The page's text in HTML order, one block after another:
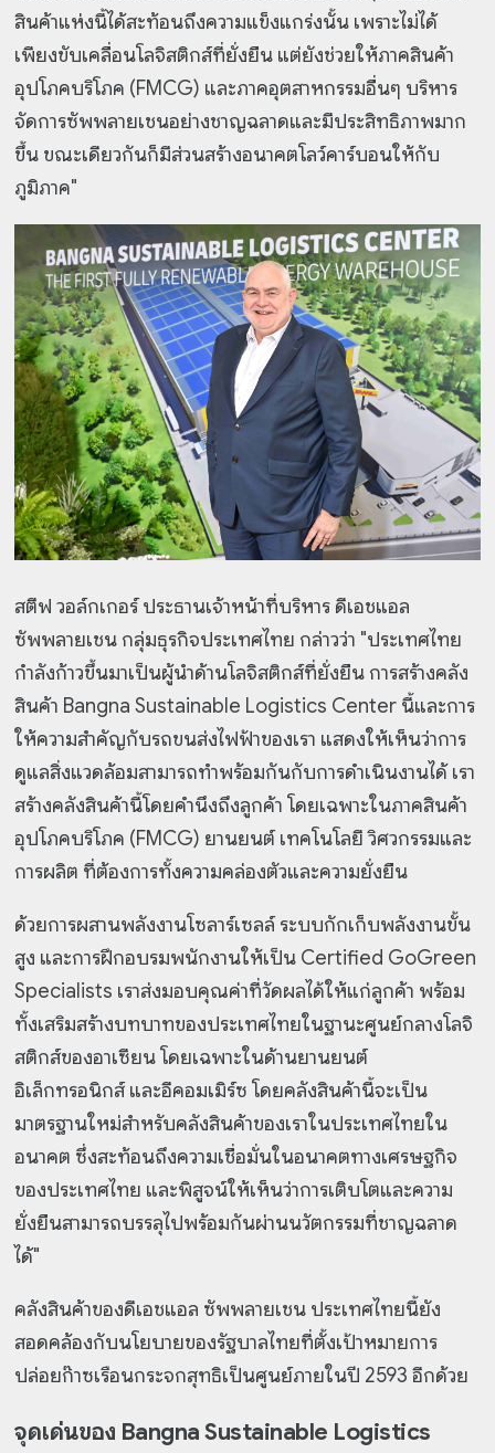
สินค้าแห่งนี้ได้สะท้อนถึงความแข็งแกร่งนั้น เพราะไม่ได้
เพียงขับเคลื่อนโลจิสติกส์ที่ยั่งยืน แต่ยังช่วยให้ภาคสินค้า
อุปโภคบริโภค (FMCG) และภาคอุตสาหกรรมอื่นๆ บริหาร
จัดการซัพพลายเชนอย่างชาญฉลาดและมีประสิทธิภาพมาก
ขึ้น ขณะเดียวกันก็มีส่วนสร้างอนาคตโลว์คาร์บอนให้กับ
ภูมิภาค"
สตีฟ วอล์กเกอร์ ประธานเจ้าหน้าที่บริหาร ดีเอชแอล
ซัพพลายเชน กลุ่มธุรกิจประเทศไทย กล่าวว่า "ประเทศไทย
กำลังก้าวขึ้นมาเป็นผู้นำด้านโลจิสติกส์ที่ยั่งยืน การสร้างคลัง
สินค้า Bangna Sustainable Logistics Center นี้และการ
ให้ความสำคัญกับรถขนส่งไฟฟ้าของเรา แสดงให้เห็นว่าการ
ดูแลสิ่งแวดล้อมสามารถทำพร้อมกันกับการดำเนินงานได้ เรา
สร้างคลังสินค้านี้โดยคำนึงถึงลูกค้า โดยเฉพาะในภาคสินค้า
อุปโภคบริโภค (FMCG) ยานยนต์ เทคโนโลยี วิศวกรรมและ
การผลิต ที่ต้องการทั้งความคล่องตัวและความยั่งยืน
ด้วยการผสานพลังงานโซลาร์เซลล์ ระบบกักเก็บพลังงานขั้น
สูง และการฝึกอบรมพนักงานให้เป็น Certified GoGreen
Specialists เราส่งมอบคุณค่าที่วัดผลได้ให้แก่ลูกค้า พร้อม
ทั้งเสริมสร้างบทบาทของประเทศไทยในฐานะศูนย์กลางโลจิ
สติกส์ของอาเซียน โดยเฉพาะในด้านยานยนต์
อิเล็กทรอนิกส์ และอีคอมเมิร์ซ โดยคลังสินค้านี้จะเป็น
มาตรฐานใหม่สำหรับคลังสินค้าของเราในประเทศไทยใน
อนาคต ซึ่งสะท้อนถึงความเชื่อมั่นในอนาคตทางเศรษฐกิจ
ของประเทศไทย และพิสูจน์ให้เห็นว่าการเติบโตและความ
ยั่งยืนสามารถบรรลุไปพร้อมกันผ่านนวัตกรรมที่ชาญฉลาด
ได้"
คลังสินค้าของดีเอชแอล ซัพพลายเชน ประเทศไทยนี้ยัง
สอดคล้องกับนโยบายของรัฐบาลไทยที่ตั้งเป้าหมายการ
ปล่อยก๊าซเรือนกระจกสุทธิเป็นศูนย์ภายในปี 2593 อีกด้วย
จุดเด่นของ Bangna Sustainable Logistics